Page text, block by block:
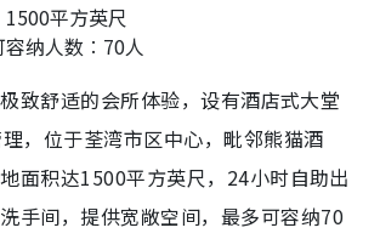
平方英尺
纳人数︰70人
致舒适的会所体验，设有酒店式大堂
，位于荃湾市区中心，毗邻熊猫酒
面积达1500平方英尺，24小时自助出
手间，提供宽敞空间，最多可容纳70